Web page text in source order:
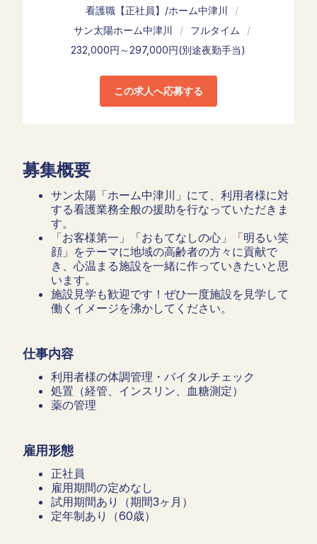
看護職【正社員】/ホーム中津川
/
サン太陽ホーム中津川
/ フルタイム
/
232,000円～297,000円(別途夜勤手当)
この求人へ応募する
募集概要
サン太陽「ホーム中津川」にて、利用者様に対
する看護業務全般の援助を行なっていただきま
す。
「お客様第一」「おもてなしの心」「明るい笑
顔」をテーマに地域の高齢者の方々に貢献で
き、心温まる施設を一緒に作っていきたいと思
います。
施設見学も歓迎です！ぜひ一度施設を見学して
働くイメージを沸かしてください。
仕事内容
利用者様の体調管理・バイタルチェック
処置（経管、インスリン、血糖測定）
薬の管理
雇用形態
正社員
雇用期間の定めなし
試用期間あり（期間3ヶ月）
定年制あり（60歳）